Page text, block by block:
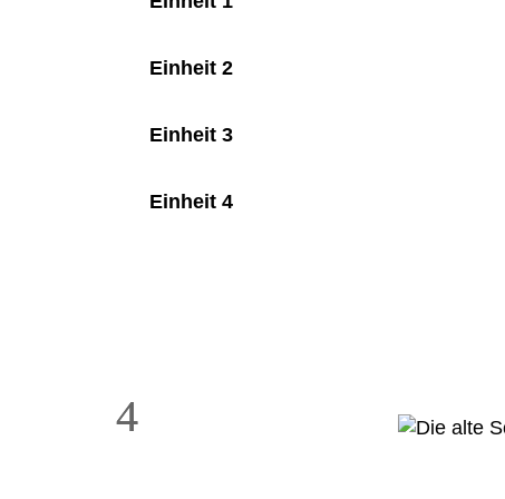
Einheit 2
Einheit 3
Einheit 4